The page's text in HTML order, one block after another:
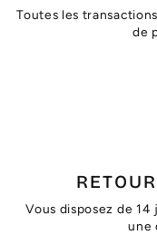
Toutes les
de
Vous disposez de
une